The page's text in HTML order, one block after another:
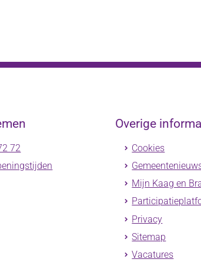
72
Overige
Cookies
Mijn Kaag en
Privacy
Sitemap
Vacatures